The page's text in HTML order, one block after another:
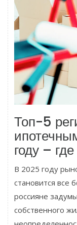
Топ-5
году –
В 2025 году
становится все
россияне
собственного